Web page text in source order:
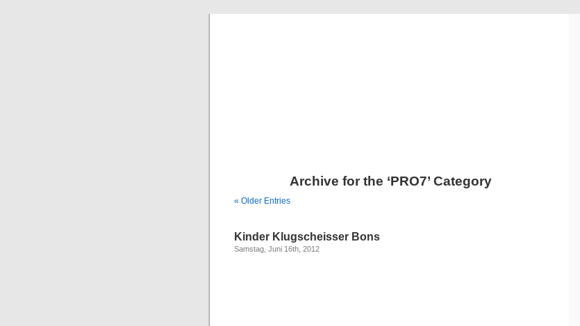
Archive for the ‘PRO7’ Category
« Older Entries
Kinder Klugscheisser Bons
Samstag, Juni 16th, 2012